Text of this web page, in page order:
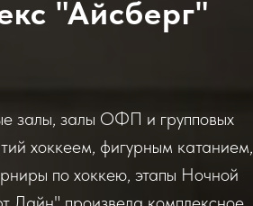
"Айсберг"
залы, залы ОФП и групповых
хоккеем, фигурным катанием,
по хоккею, этапы Ночной